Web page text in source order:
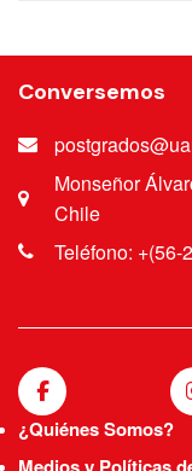
Conversemos
Monseñor
Chile
Teléfono: +(56-
¿Quiénes Somos?